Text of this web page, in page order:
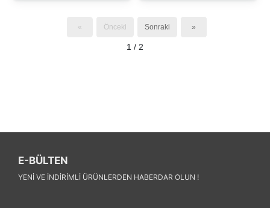
« Önceki Sonraki »
1 / 2
E-BÜLTEN
YENI VE INDIRIMLI ÜRÜNLERDEN HABERDAR OLUN !